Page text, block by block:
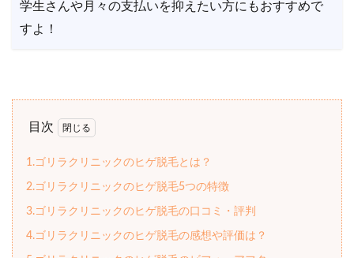
学生さんや月々の支払いを抑えたい方にもおすすめで
すよ！
目次
1.ゴリラクリニックのヒゲ脱毛とは？
2.ゴリラクリニックのヒゲ脱毛5つの特徴
3.ゴリラクリニックのヒゲ脱毛の口コミ・評判
4.ゴリラクリニックのヒゲ脱毛の感想や評価は？